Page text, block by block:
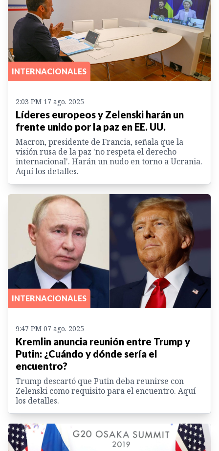
INTERNACIONALES
2:03 PM 17 ago. 2025
Líderes europeos y Zelenski harán un
frente unido por la paz en EE. UU.
Macron, presidente de Francia, señala que la
visión rusa de la paz 'no respeta el derecho
internacional'. Harán un nudo en torno a Ucrania.
Aquí los detalles.
INTERNACIONALES
9:47 PM 07 ago. 2025
Kremlin anuncia reunión entre Trump y
Putin: ¿Cuándo y dónde sería el
encuentro?
Trump descartó que Putin deba reunirse con
Zelenski como requisito para el encuentro. Aquí
los detalles.